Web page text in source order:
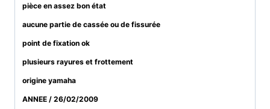
pièce en assez bon état
aucune partie de cassée ou de fissurée
point de fixation ok
plusieurs rayures et frottement
origine yamaha
ANNEE / 26/02/2009